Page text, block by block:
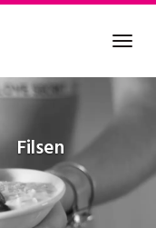
Filsen